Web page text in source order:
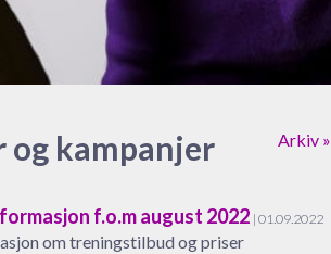
og kampanjer Arkiv »
f.o.m august 2022 | 01.09.2022
om treningstilbud og priser